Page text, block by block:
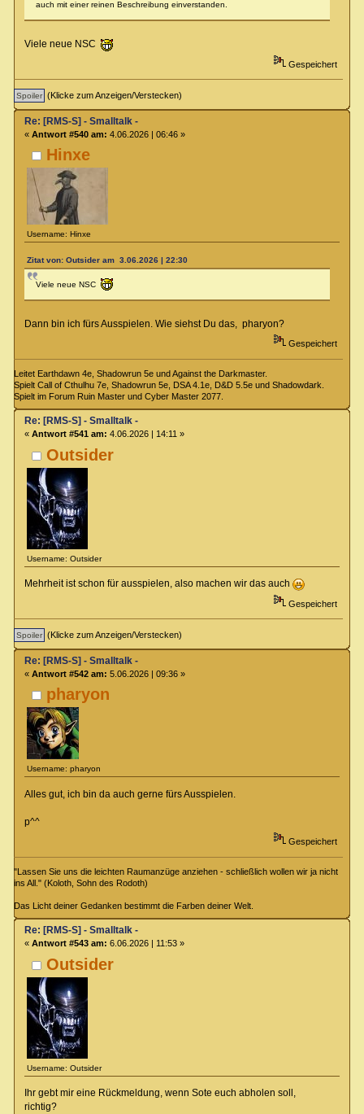
auch mit einer reinen Beschreibung einverstanden.
Viele neue NSC
Gespeichert
(Klicke zum Anzeigen/Verstecken)
Hinxe
Username: Hinxe
Re: [RMS-S] - Smalltalk -
« Antwort #540 am: 4.06.2026 | 06:46 »
Zitat von: Outsider am 3.06.2026 | 22:30
Viele neue NSC
Dann bin ich fürs Ausspielen. Wie siehst Du das, pharyon?
Gespeichert
Leitet Earthdawn 4e, Shadowrun 5e und Against the Darkmaster.
Spielt Call of Cthulhu 7e, Shadowrun 5e, DSA 4.1e, D&D 5.5e und Shadowdark.
Spielt im Forum Ruin Master und Cyber Master 2077.
Outsider
Username: Outsider
Re: [RMS-S] - Smalltalk -
« Antwort #541 am: 4.06.2026 | 14:11 »
Mehrheit ist schon für ausspielen, also machen wir das auch
Gespeichert
(Klicke zum Anzeigen/Verstecken)
pharyon
Username: pharyon
Re: [RMS-S] - Smalltalk -
« Antwort #542 am: 5.06.2026 | 09:36 »
Alles gut, ich bin da auch gerne fürs Ausspielen.
p^^
Gespeichert
"Lassen Sie uns die leichten Raumanzüge anziehen - schließlich wollen wir ja nicht
ins All." (Koloth, Sohn des Rodoth)
Das Licht deiner Gedanken bestimmt die Farben deiner Welt.
Outsider
Username: Outsider
Re: [RMS-S] - Smalltalk -
« Antwort #543 am: 6.06.2026 | 11:53 »
Ihr gebt mir eine Rückmeldung, wenn Sote euch abholen soll,
richtig?